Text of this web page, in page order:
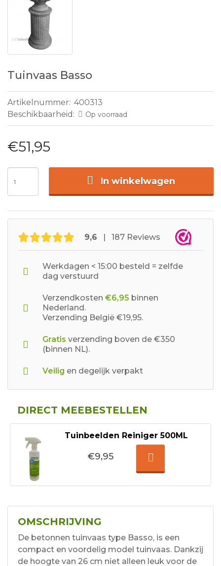
Tuinvaas Basso
Artikelnummer: 400313
Beschikbaarheid:
Op voorraad
€51,95
In winkelwagen
9,6 | 187 Reviews
Werkdagen < 15:00 besteld = zelfde
dag verstuurd
Verzendkosten €6,95 binnen
Nederland.
Verzending België €19,95.
Gratis verzending boven de €350
(binnen NL).
Veilig en degelijk verpakt
DIRECT MEEBESTELLEN
Tuinbeelden Reiniger 500ML
€9,95
OMSCHRIJVING
De betonnen tuinvaas type Basso, is een
compact en voordelig model tuinvaas. Dankzij
de hoogte van 26 cm niet alleen leuk voor de